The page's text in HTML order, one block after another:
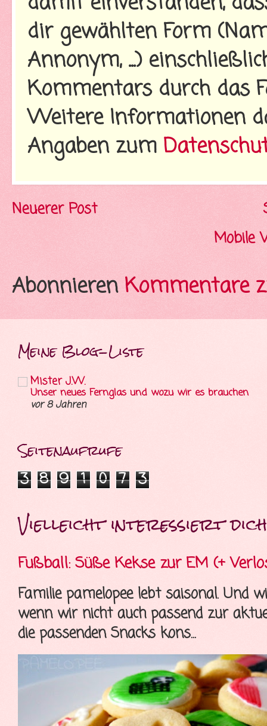
dir gewählten Form
Annonym, ...)
Kommentars durch das
Weitere Informationen
Angaben zum
Neuerer Post
Mobile
Abonnieren Kommentare
Meine Blog-Liste
Mister J.W.
Unser neues Fernglas und wozu wir es brauchen
vor 8 Jahren
Seitenaufrufe
3 8 9 1 0 7 3
Vielleicht interessiert dich
Fußball: Süße Kekse zur EM (+
Familie pamelopee lebt saisonal. Und
wenn wir nicht auch passend zur
die passenden Snacks kons...